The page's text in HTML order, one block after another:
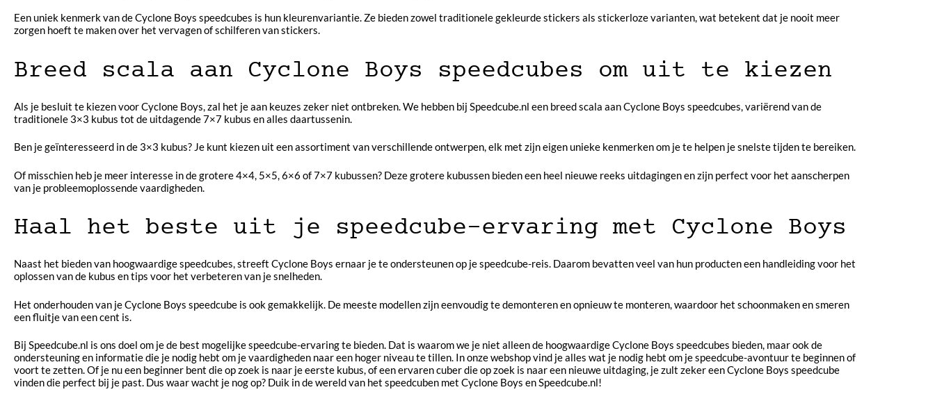
Een uniek kenmerk van de Cyclone Boys speedcubes is hun kleurenvariantie. Ze bieden zowel traditionele gekleurde stickers als stickerloze varianten, wat betekent dat je nooit meer
zorgen hoeft te maken over het vervagen of schilferen van stickers.
Breed scala aan Cyclone Boys speedcubes om uit te kiezen
Als je besluit te kiezen voor Cyclone Boys, zal het je aan keuzes zeker niet ontbreken. We hebben bij Speedcube.nl een breed scala aan Cyclone Boys speedcubes, variërend van de
traditionele 3×3 kubus tot de uitdagende 7×7 kubus en alles daartussenin.
Ben je geïnteresseerd in de 3×3 kubus? Je kunt kiezen uit een assortiment van verschillende ontwerpen, elk met zijn eigen unieke kenmerken om je te helpen je snelste tijden te bereiken.
Of misschien heb je meer interesse in de grotere 4×4, 5×5, 6×6 of 7×7 kubussen? Deze grotere kubussen bieden een heel nieuwe reeks uitdagingen en zijn perfect voor het aanscherpen
van je probleemoplossende vaardigheden.
Haal het beste uit je speedcube-ervaring met Cyclone Boys
Naast het bieden van hoogwaardige speedcubes, streeft Cyclone Boys ernaar je te ondersteunen op je speedcube-reis. Daarom bevatten veel van hun producten een handleiding voor het
oplossen van de kubus en tips voor het verbeteren van je snelheden.
Het onderhouden van je Cyclone Boys speedcube is ook gemakkelijk. De meeste modellen zijn eenvoudig te demonteren en opnieuw te monteren, waardoor het schoonmaken en smeren
een fluitje van een cent is.
Bij Speedcube.nl is ons doel om je de best mogelijke speedcube-ervaring te bieden. Dat is waarom we je niet alleen de hoogwaardige Cyclone Boys speedcubes bieden, maar ook de
ondersteuning en informatie die je nodig hebt om je vaardigheden naar een hoger niveau te tillen. In onze webshop vind je alles wat je nodig hebt om je speedcube-avontuur te beginnen of
voort te zetten. Of je nu een beginner bent die op zoek is naar je eerste kubus, of een ervaren cuber die op zoek is naar een nieuwe uitdaging, je zult zeker een Cyclone Boys speedcube
vinden die perfect bij je past. Dus waar wacht je nog op? Duik in de wereld van het speedcuben met Cyclone Boys en Speedcube.nl!